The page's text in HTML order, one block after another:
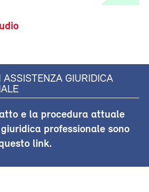
ASSISTENZA GIURIDICA
e la procedura attuale
professionale sono
link.